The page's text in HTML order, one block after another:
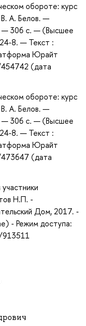
обороте: курс
А. Белов. —
— 306 с. — (Высшее
8. — Текст :
Юрайт
(дата
обороте: курс
А. Белов. —
— 306 с. — (Высшее
8. — Текст :
Юрайт
(дата
Н.П. -
Дом, 2017. -
- Режим доступа: